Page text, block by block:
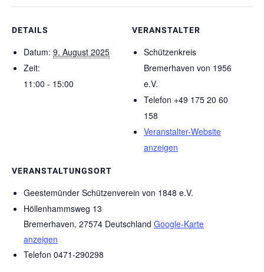
DETAILS
Datum: 9. August 2025
Zeit:
11:00 - 15:00
VERANSTALTUNGSORT
Geestemünder Schützenverein von 1848 e.V.
Höllenhammsweg 13
Bremerhaven, 27574 Deutschland Google-Karte
anzeigen
Telefon 0471-290298
VERANSTALTER
Schützenkreis
Bremerhaven von 1956
e.V.
Telefon +49 175 20 60
158
Veranstalter-Website
anzeigen